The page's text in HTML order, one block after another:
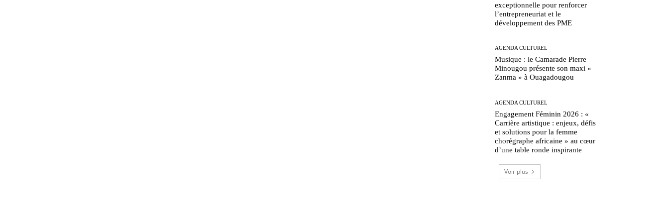
exceptionnelle pour renforcer
l’entrepreneuriat et le
développement des PME
AGENDA CULTUREL
Musique : le Camarade Pierre
Minougou présente son maxi «
Zanma » à Ouagadougou
AGENDA CULTUREL
Engagement Féminin 2026 : «
Carrière artistique : enjeux, défis
et solutions pour la femme
chorégraphe africaine » au cœur
d’une table ronde inspirante
Voir plus